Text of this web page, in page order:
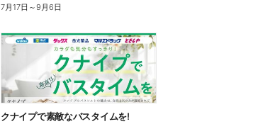
7月17日 ～9月6日
クナイプで素敵なバスタイムを!